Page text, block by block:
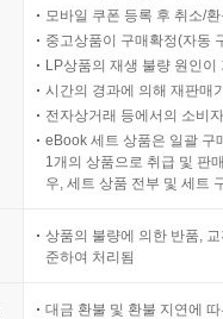
모바일 쿠폰 등록 후 취소/
중고상품이 구매확정(자동
LP상품의 재생 불량 원인
시간의 경과에 의해 재판매
전자상거래 등에서의 소비
eBook 세트 상품은 일괄 구
1개의 상품으로 취급 및 판
우, 세트 상품 전부 및 세트
상품의 불량에 의한 반품,
준하여 처리됨
대금 환불 및 환불 지연에